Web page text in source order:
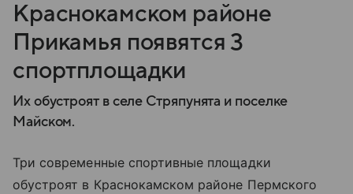
Краснокамском районе
Прикамья появятся 3
спортплощадки
Их обустроят в селе Стряпунята и поселке
Майском.
Три современные спортивные площадки
обустроят в Краснокамском районе Пермского